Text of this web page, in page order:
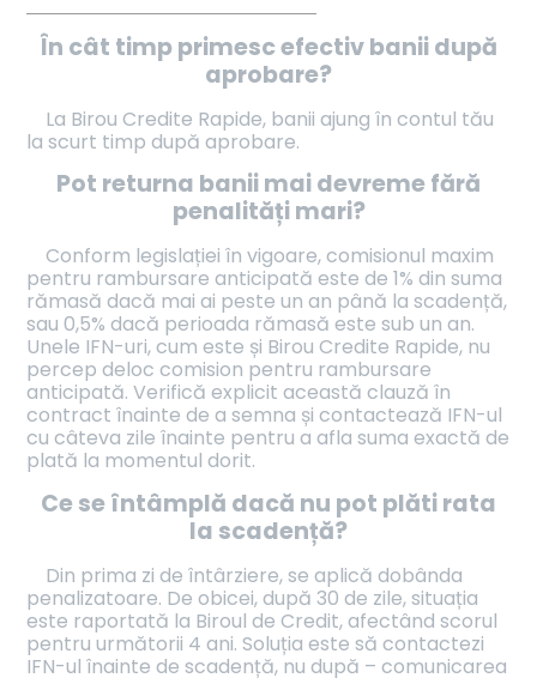
În cât timp primesc efectiv banii după
aprobare?
La Birou Credite Rapide, banii ajung în contul tău
la scurt timp după aprobare.
Pot returna banii mai devreme fără
penalități mari?
Conform legislației în vigoare, comisionul maxim
pentru rambursare anticipată este de 1% din suma
rămasă dacă mai ai peste un an până la scadență,
sau 0,5% dacă perioada rămasă este sub un an.
Unele IFN-uri, cum este și Birou Credite Rapide, nu
percep deloc comision pentru rambursare
anticipată. Verifică explicit această clauză în
contract înainte de a semna și contactează IFN-ul
cu câteva zile înainte pentru a afla suma exactă de
plată la momentul dorit.
Ce se întâmplă dacă nu pot plăti rata
la scadență?
Din prima zi de întârziere, se aplică dobânda
penalizatoare. De obicei, după 30 de zile, situația
este raportată la Biroul de Credit, afectând scorul
pentru următorii 4 ani. Soluția este să contactezi
IFN-ul înainte de scadență, nu după – comunicarea